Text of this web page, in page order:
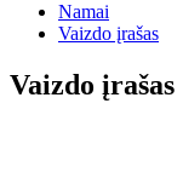
Namai
Vaizdo įrašas
Vaizdo įrašas